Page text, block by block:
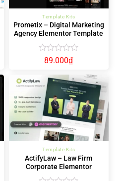
Template Kits
Prometix – Digital Marketing
Agency Elementor Template
Kit
Được
hạng
0
sao
89.000₫
Template Kits
ActifyLaw – Law Firm
Corporate Elementor